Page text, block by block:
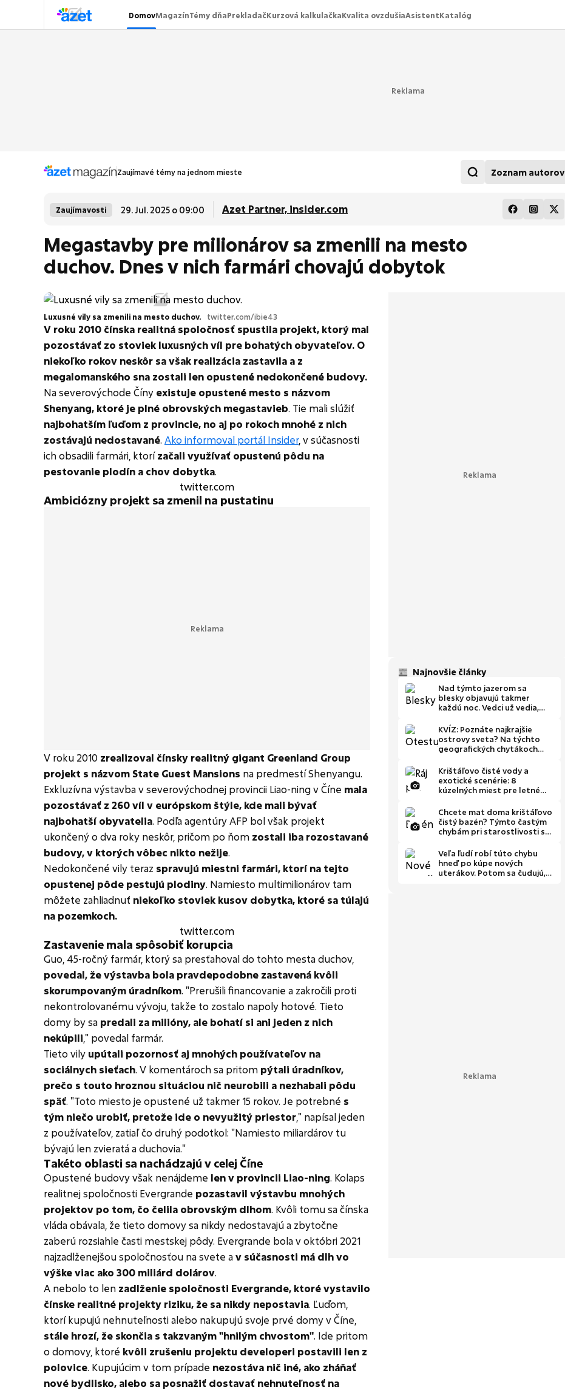
DomovMagazínTémy dňaPrekladačKurzová kalkulačkaKvalita ovzdušiaAsistentKatalóg
Zaujímavé témy na jednom mieste Zoznam autorov
Zaujímavosti 29. Jul. 2025 o 09:00 Azet Partner, insider.com
Megastavby pre milionárov sa zmenili na mesto
duchov. Dnes v nich farmári chovajú dobytok
Luxusné vily sa zmenili na mesto duchov. twitter.com/ibie43
V roku 2010 čínska realitná spoločnosť spustila projekt, ktorý mal
pozostávať zo stoviek luxusných víl pre bohatých obyvateľov. O
niekoľko rokov neskôr sa však realizácia zastavila a z
megalomanského sna zostali len opustené nedokončené budovy.
Na severovýchode Číny existuje opustené mesto s názvom
Shenyang, ktoré je plné obrovských megastavieb. Tie mali slúžiť
najbohatším ľuďom z provincie, no aj po rokoch mnohé z nich
zostávajú nedostavané. Ako informoval portál Insider, v súčasnosti
ich obsadili farmári, ktorízačali využívať opustenú pôdu na
pestovanie plodín a chov dobytka.
twitter.com
Ambiciózny projekt sa zmenil na pustatinu
V roku 2010 zrealizoval čínsky realitný gigant Greenland Group
projekt s názvom State Guest Mansions na predmestí Shenyangu.
Exkluzívna výstavba v severovýchodnej provincii Liao-ning v Číne mala
pozostávať z 260 víl v európskom štýle, kde mali bývať
najbohatší obyvatelia. Podľa agentúry AFP bol však projekt
ukončený o dva roky neskôr, pričom po ňom zostali iba rozostavané
budovy, v ktorých vôbec nikto nežije.
Nedokončené vily teraz spravujú miestni farmári, ktorí na tejto
opustenej pôde pestujú plodiny. Namiesto multimilionárov tam
môžete zahliadnuť niekoľko stoviek kusov dobytka, ktoré sa túlajú
na pozemkoch.
twitter.com
Zastavenie mala spôsobiť korupcia
Guo, 45-ročný farmár, ktorý sa presťahoval do tohto mesta duchov,
povedal, že výstavba bola pravdepodobne zastavená kvôli
skorumpovaným úradníkom. "Prerušili financovanie a zakročili proti
nekontrolovanému vývoju, takže to zostalo napoly hotové. Tieto
domy by sa predali za milióny, ale bohatí si ani jeden z nich
nekúpili," povedal farmár.
Tieto vily upútali pozornosť aj mnohých používateľov na
sociálnych sieťach. V komentároch sa pritom pýtali úradníkov,
prečo s touto hroznou situáciou nič neurobili a nezhabali pôdu
späť. "Toto miesto je opustené už takmer 15 rokov. Je potrebné s
tým niečo urobiť, pretože ide o nevyužitý priestor," napísal jeden
z používateľov, zatiaľ čo druhý podotkol: "Namiesto miliardárov tu
bývajú len zvieratá a duchovia."
Takéto oblasti sa nachádzajú v celej Číne
Opustené budovy však nenájdeme len v provincii Liao-ning. Kolaps
realitnej spoločnosti Evergrande pozastavil výstavbu mnohých
projektov po tom, čo čelila obrovským dlhom. Kvôli tomu sa čínska
vláda obávala, že tieto domovy sa nikdy nedostavajú a zbytočne
zaberú rozsiahle časti mestskej pôdy. Evergrande bola v októbri 2021
najzadlženejšou spoločnosťou na svete av súčasnosti má dlh vo
výške viac ako 300 miliárd dolárov.
A nebolo to len zadlženie spoločnosti Evergrande, ktoré vystavilo
čínske realitné projekty riziku, že sa nikdy nepostavia. Ľuďom,
ktorí kupujú nehnuteľnosti alebo nakupujú svoje prvé domy v Číne,
stále hrozí, že skončia s takzvaným "hnilým chvostom". Ide pritom
o domovy, ktoré kvôli zrušeniu projektu developeri postavili len z
polovice. Kupujúcim v tom prípade nezostáva nič iné, ako zháňať
nové bydlisko, alebo sa posnažiť dostavať nehnuteľnosť na
Najnovšie články
Nad týmto jazerom sa
blesky objavujú takmer
každú noc. Vedci už vedia,
KVÍZ: Poznáte najkrajšie
ostrovy sveta? Na týchto
geografických chytákoch
Krištáľovo čisté vody a
exotické scenérie: 8
kúzelných miest pre letné
Chcete mat doma krištáľovo
čistý bazén? Týmto častým
chybám pri starostlivosti sa
Veľa ľudí robí túto chybu
hneď po kúpe nových
uterákov. Potom sa čudujú,